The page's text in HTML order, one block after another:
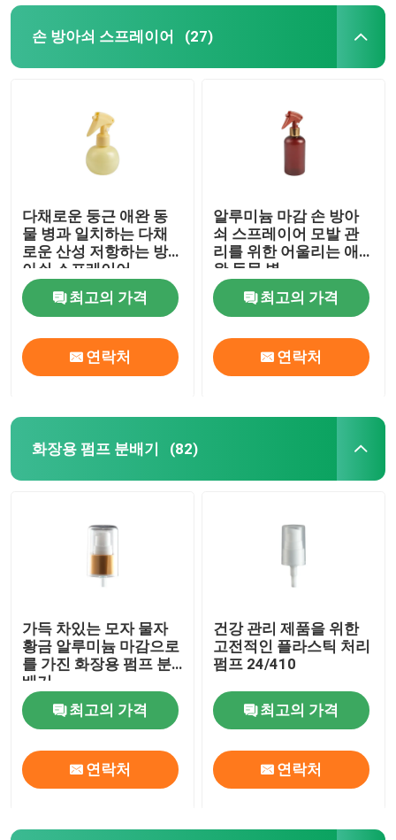
손 방아쇠 스프레이어 (27)
다채로운 둥근 애완 동
물 병과 일치하는 다채
로운 산성 저항하는 방
아쇠 스프레이어
최고의 가격
연락처
알루미늄 마감 손 방아
쇠 스프레이어 모발 관
리를 위한 어울리는 애
완 동물 병
최고의 가격
연락처
화장용 펌프 분배기 (82)
가득 차있는 모자 물자
황금 알루미늄 마감으로
를 가진 화장용 펌프 분
배기
최고의 가격
연락처
건강 관리 제품을 위한
고전적인 플라스틱 처리
펌프 24/410
최고의 가격
연락처